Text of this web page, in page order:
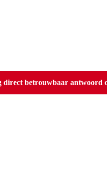
betrouwbaar antwoord